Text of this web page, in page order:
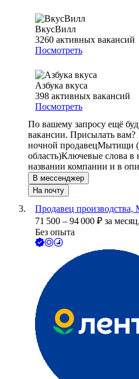
ВкусВилл
3260 активных вакансий
Посмотреть
Азбука вкуса
398 активных вакансий
Посмотреть
По вашему запросу ещё
вакансии. Присылать вам?
ночной продавецМытищи
область)Ключевые слова в
названии компании и в
В мессенджер
На почту
Продавец
71 500 – 94 000 ₽ за месяц,
Без опыта